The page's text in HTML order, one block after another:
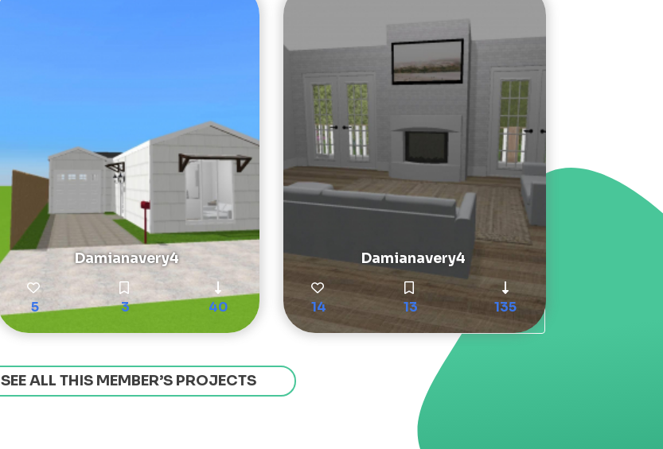
Damianavery4
5 3 40
Damianavery4
14 13 135
SEE ALL THIS MEMBER’S PROJECTS